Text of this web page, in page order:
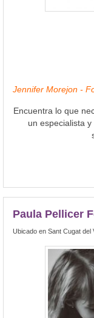
Jennifer Morejon -
Encuentra lo que
un especialista
Paula Pellicer
Ubicado en Sant Cugat del